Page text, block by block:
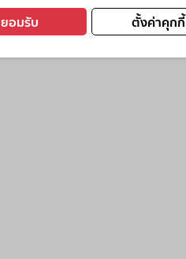
ตั้งค่าคุกกี้
ยอมรับ